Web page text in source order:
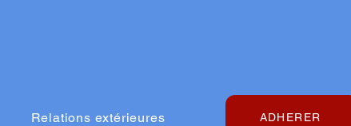
Relations extérieures ADHERER